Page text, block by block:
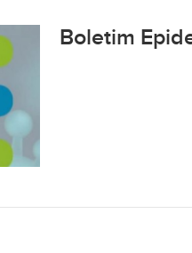
Boletim